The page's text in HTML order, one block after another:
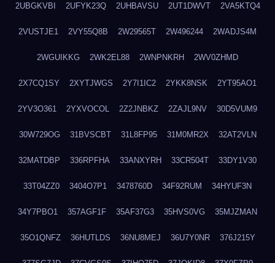
2UBGKVBI 2UFYK23Q 2UHBAVSU 2UT1DWVT 2VA5KTQ4
2VUSTJE1 2VY55Q8B 2W29565T 2W496244 2WADJS4M
2WGUIKKG 2WK2EL88 2WNPNKRH 2WV0ZHMD
2X7CQ1SY 2XYTJWGS 2Y7I1IC2 2YKK8NSK 2YT95AO1
2YV3O361 2YXVOCOL 2Z2JNBKZ 2ZAJL9NV 30D5VUM9
30W729OG 31BVSCBT 31L8FP95 31M0MR2X 32AT2VLN
32MATDBP 336RPFHA 33ANXYRH 33CR504T 33DY1V30
33T04ZZ0 3404O7P1 3478760D 34F92RUM 34HYUF3N
34Y7PBO1 357AGF1F 35AF37G3 35HVS0VG 35MJZMAN
35O1QNFZ 36HUTLDS 36NU8MEJ 36U7Y0NR 376J215Y